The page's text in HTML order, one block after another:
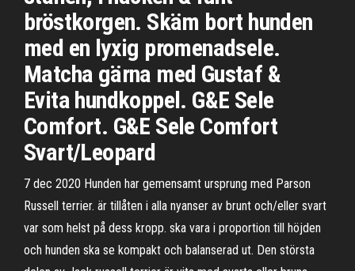
bröstkorgen. Skäm bort hunden
med en lyxig promenadsele.
Matcha gärna med Gustaf &
Evita hundkoppel. G&E Sele
Comfort. G&E Sele Comfort
Svart/Leopard
7 dec 2020 Hunden har gemensamt ursprung med Parson
Russell terrier. är tillåten i alla nyanser av brunt och/eller svart
var som helst på dess kropp. ska vara i proportion till höjden
och hunden ska se kompakt och balanserad ut. Den största